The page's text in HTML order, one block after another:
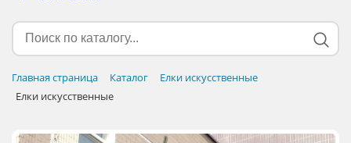
Главная страница Каталог
Елки искусственные
Елки искусственные
ЕЛОЧНЫЕ УКРАШЕНИЯ
НОВОГОДНИЙ ДЕКОР